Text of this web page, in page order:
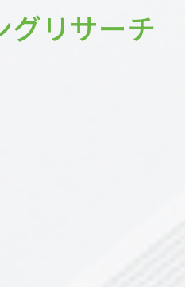
グリサーチ